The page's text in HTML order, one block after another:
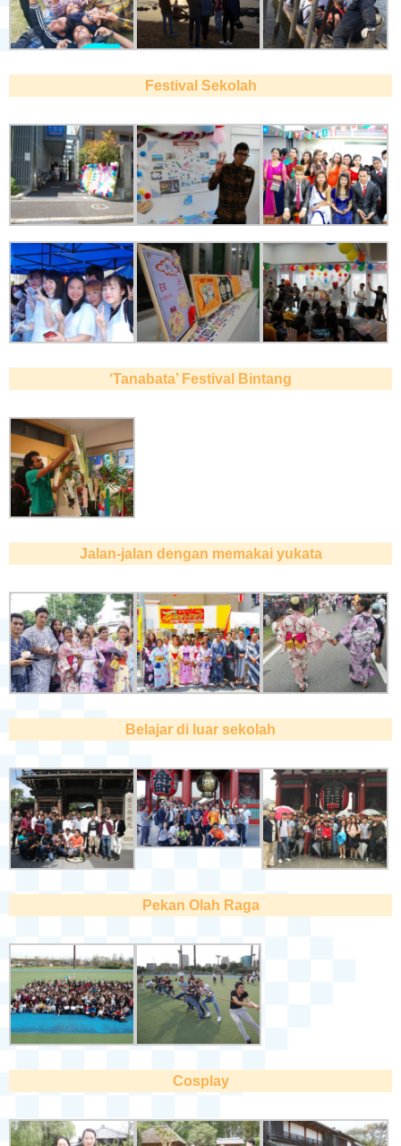
Festival Sekolah
‘Tanabata’ Festival Bintang
Jalan-jalan dengan memakai yukata
Belajar di luar sekolah
Pekan Olah Raga
Cosplay